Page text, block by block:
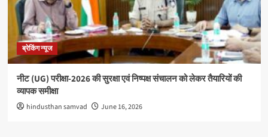
ब्रेकिंग न्यूज
नीट (UG) परीक्षा-2026 की सुरक्षा एवं निष्पक्ष संचालन को लेकर तैयारियों की
व्यापक समीक्षा
hindusthan samvad June 16, 2026